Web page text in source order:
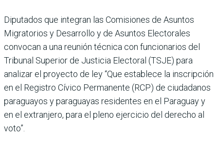
Diputados que integran las Comisiones de Asuntos
Migratorios y Desarrollo y de Asuntos Electorales
convocan a una reunión técnica con funcionarios del
Tribunal Superior de Justicia Electoral (TSJE) para
analizar el proyecto de ley “Que establece la inscripción
en el Registro Cívico Permanente (RCP) de ciudadanos
paraguayos y paraguayas residentes en el Paraguay y
en el extranjero, para el pleno ejercicio del derecho al
voto”.